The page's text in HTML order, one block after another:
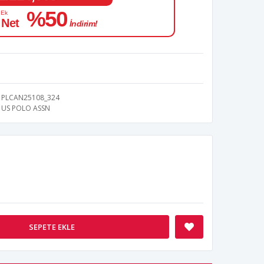
%50 İndirim!
PLCAN25108_324
US POLO ASSN
SEPETE EKLE